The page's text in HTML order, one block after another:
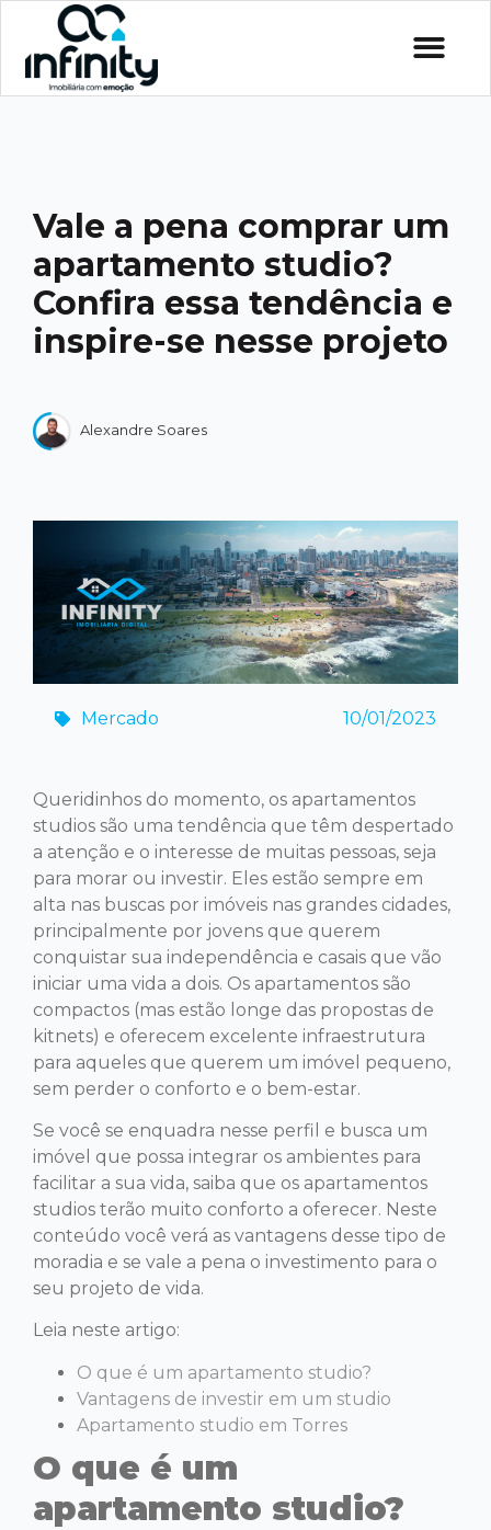
Vale a pena comprar um
apartamento studio?
Confira essa tendência e
inspire-se nesse projeto
Alexandre Soares
Mercado 10/01/2023
Queridinhos do momento, os apartamentos
studios são uma tendência que têm despertado
a atenção e o interesse de muitas pessoas, seja
para morar ou investir. Eles estão sempre em
alta nas buscas por imóveis nas grandes cidades,
principalmente por jovens que querem
conquistar sua independência e casais que vão
iniciar uma vida a dois. Os apartamentos são
compactos (mas estão longe das propostas de
kitnets) e oferecem excelente infraestrutura
para aqueles que querem um imóvel pequeno,
sem perder o conforto e o bem-estar.
Se você se enquadra nesse perfil e busca um
imóvel que possa integrar os ambientes para
facilitar a sua vida, saiba que os apartamentos
studios terão muito conforto a oferecer. Neste
conteúdo você verá as vantagens desse tipo de
moradia e se vale a pena o investimento para o
seu projeto de vida.
Leia neste artigo:
O que é um apartamento studio?
Vantagens de investir em um studio
Apartamento studio em Torres
O que é um
apartamento studio?